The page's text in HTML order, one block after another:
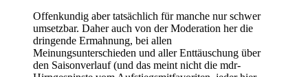
Offenkundig aber tatsächlich für manche nur schwer
umsetzbar. Daher auch von der Moderation her die
dringende Ermahnung, bei allen
Meinungsunterschieden und aller Enttäuschung über
den Saisonverlauf (und das meint nicht die mdr-